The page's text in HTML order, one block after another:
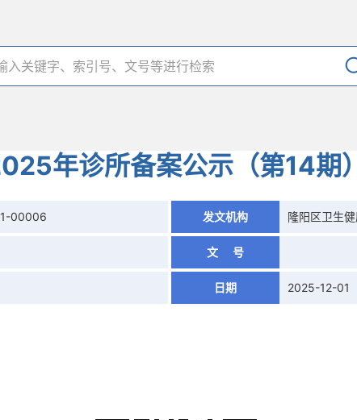
年诊所备案公示（第14期
00006 发文机构 隆阳区卫生
文 号
日期 2025-12-01